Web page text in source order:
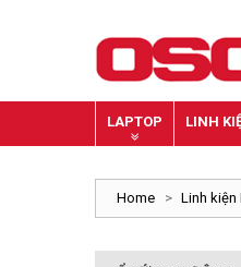
LAPTOP LINH
Home > Linh